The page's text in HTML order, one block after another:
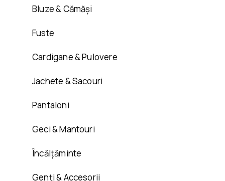
Bluze & Cămăși
Fuste
Cardigane & Pulovere
Jachete & Sacouri
Pantaloni
Geci & Mantouri
Încălțăminte
Genți & Accesorii